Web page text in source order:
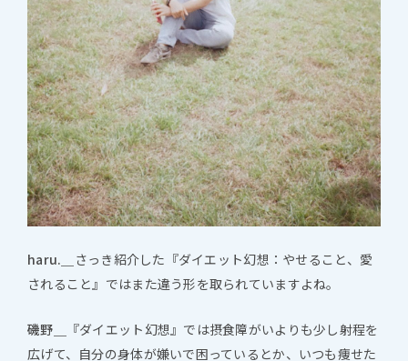
haru.＿
さっき紹介した『ダイエット幻想：やせること、愛
されること』ではまた違う形を取られていますよね。
磯野＿
『ダイエット幻想』では摂食障がいよりも少し射程を
広げて、自分の身体が嫌いで困っているとか、いつも痩せた